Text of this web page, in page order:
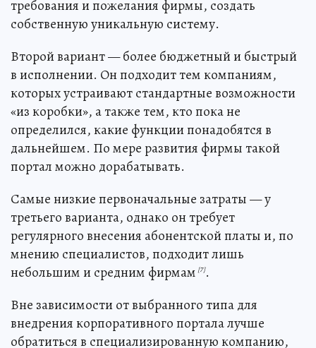
требования и пожелания фирмы, создать
собственную уникальную систему.
Второй вариант — более бюджетный и быстрый
в исполнении. Он подходит тем компаниям,
которых устраивают стандартные возможности
«из коробки», а также тем, кто пока не
определился, какие функции понадобятся в
дальнейшем. По мере развития фирмы такой
портал можно дорабатывать.
Самые низкие первоначальные затраты — у
третьего варианта, однако он требует
регулярного внесения абонентской платы и, по
мнению специалистов, подходит лишь
небольшим и средним фирмам [7].
Вне зависимости от выбранного типа для
внедрения корпоративного портала лучше
обратиться в специализированную компанию,